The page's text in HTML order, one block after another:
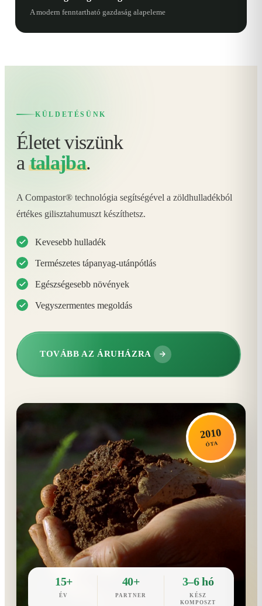
A modern fenntartható gazdaság alapeleme
KÜLDETÉSÜNK
Életet viszünk
atalajba.
A Compastor® technológia segítségével a zöldhulladékból
értékes gilisztahumuszt készíthetsz.
Kevesebb hulladék
Természetes tápanyag-utánpótlás
Egészségesebb növények
Vegyszermentes megoldás
TOVÁBB AZ ÁRUHÁZRA
2010
ÓTA
15+
ÉV
40+
PARTNER
3–6 hó
KÉSZ
KOMPOSZT